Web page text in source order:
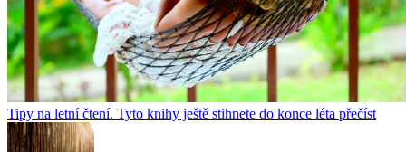
Tipy na letní čtení. Tyto knihy ještě stihnete do konce léta přečíst